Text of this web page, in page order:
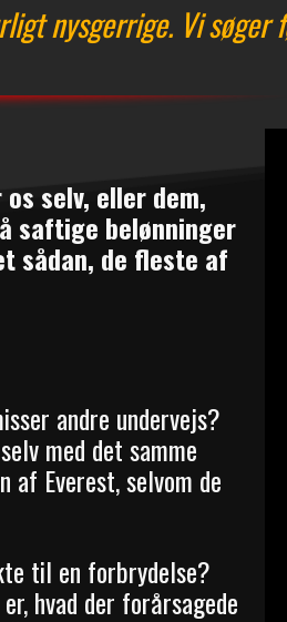
nysgerrige. Vi søger
selv, eller dem,
saftige belønninger
sådan, de fleste af
andre undervejs?
med det samme
Everest, selvom de
til en forbrydelse?
hvad der forårsagede